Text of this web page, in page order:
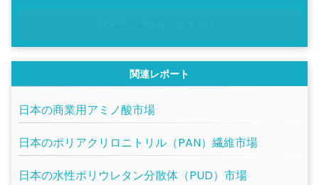
関連レポート
日本の商業用アミノ酸市場
日本のポリアクリロニトリル（PAN）繊維市場
日本の水性ポリウレタン分散体（PUD）市場